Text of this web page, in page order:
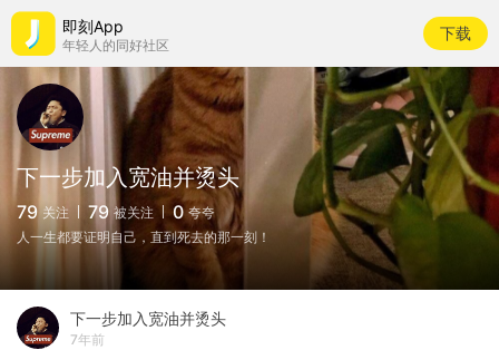
即刻App
年轻人的同好社区
下载
下一步加入宽油并烫头
79 关注 79 被关注 0 夸夸
人一生都要证明自己，直到死去的那一刻！
下一步加入宽油并烫头
7年前